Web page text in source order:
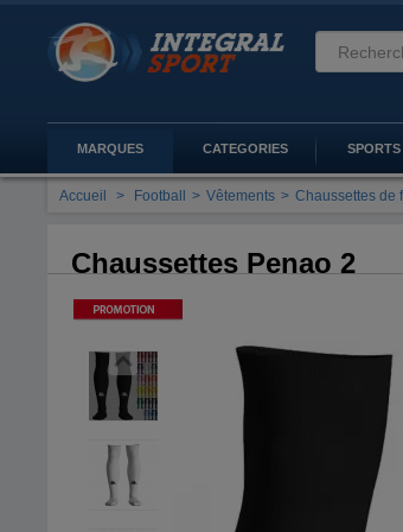
MARQUES CATEGORIES SPORTS
Accueil > Football > Vêtements > Chaussettes de
Chaussettes Penao 2